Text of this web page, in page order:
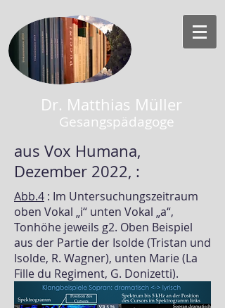
Dr. Matthias Müller
Gesangspädagoge
aus Vox Humana,
Dezember 2022, :
Abb.4 : Im Untersuchungszeitraum
oben Vokal „i“ unten Vokal „a“,
Tonhöhe jeweils g2. Oben Beispiel
aus der Partie der Isolde (Tristan und
Isolde, R. Wagner), unten Marie (La
Fille du Regiment, G. Donizetti).